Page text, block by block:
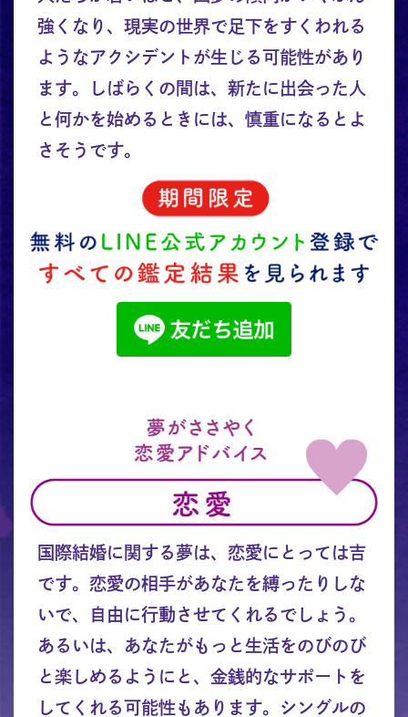
強くなり、現実の世界で足下をすくわれる
ようなアクシデントが生じる可能性があり
ます。しばらくの間は、新たに出会った人
と何かを始めるときには、慎重になるとよ
さそうです。
国際結婚に関する夢は、恋愛にとっては吉
です。恋愛の相手があなたを縛ったりしな
いで、自由に行動させてくれるでしょう。
あるいは、あなたがもっと生活をのびのび
と楽しめるようにと、金銭的なサポートを
してくれる可能性もあります。シングルの